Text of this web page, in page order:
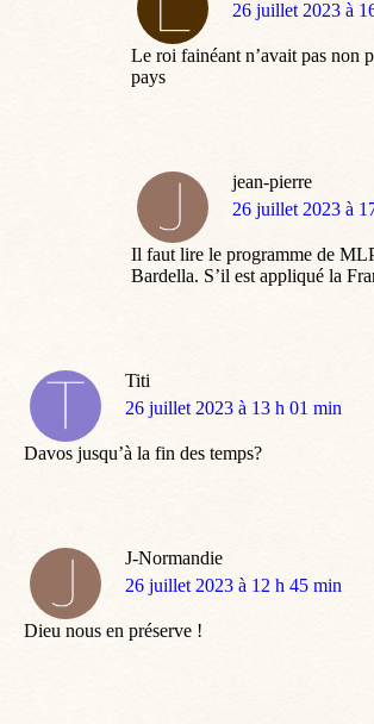
dit
26 juillet 2023 à
Le roi fainéant n’avait pas non
pays
jean-pierre
dit
26 juillet 2023 à
Il faut lire le programme de
Bardella. S’il est appliqué la
Titi
dit
26 juillet 2023 à 13 h 01 min
Davos jusqu’à la fin des temps?
J-Normandie
dit
26 juillet 2023 à 12 h 45 min
Dieu nous en préserve !